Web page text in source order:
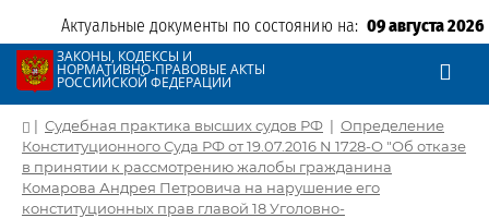
Актуальные документы по состоянию на: 09 августа 2026
ЗАКОНЫ, КОДЕКСЫ И
НОРМАТИВНО-ПРАВОВЫЕ АКТЫ
РОССИЙСКОЙ ФЕДЕРАЦИИ
| Судебная практика высших судов РФ | Определение
Конституционного Суда РФ от 19.07.2016 N 1728-О "Об отказе
в принятии к рассмотрению жалобы гражданина
Комарова Андрея Петровича на нарушение его
конституционных прав главой 18 Уголовно-